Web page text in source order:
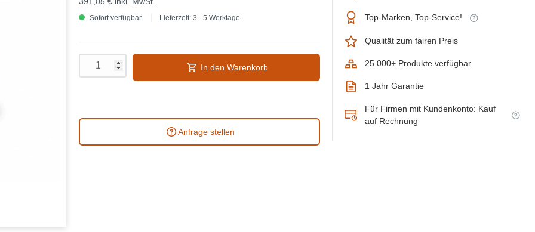
Sofort verfügbar Lieferzeit: 3 - 5 Werktage
In den Warenkorb
Anfrage stellen
Top-Marken, Top-Service!
Qualität zum fairen Preis
25.000+ Produkte verfügbar
1 Jahr Garantie
Für Firmen mit Kundenkonto: Kauf
auf Rechnung